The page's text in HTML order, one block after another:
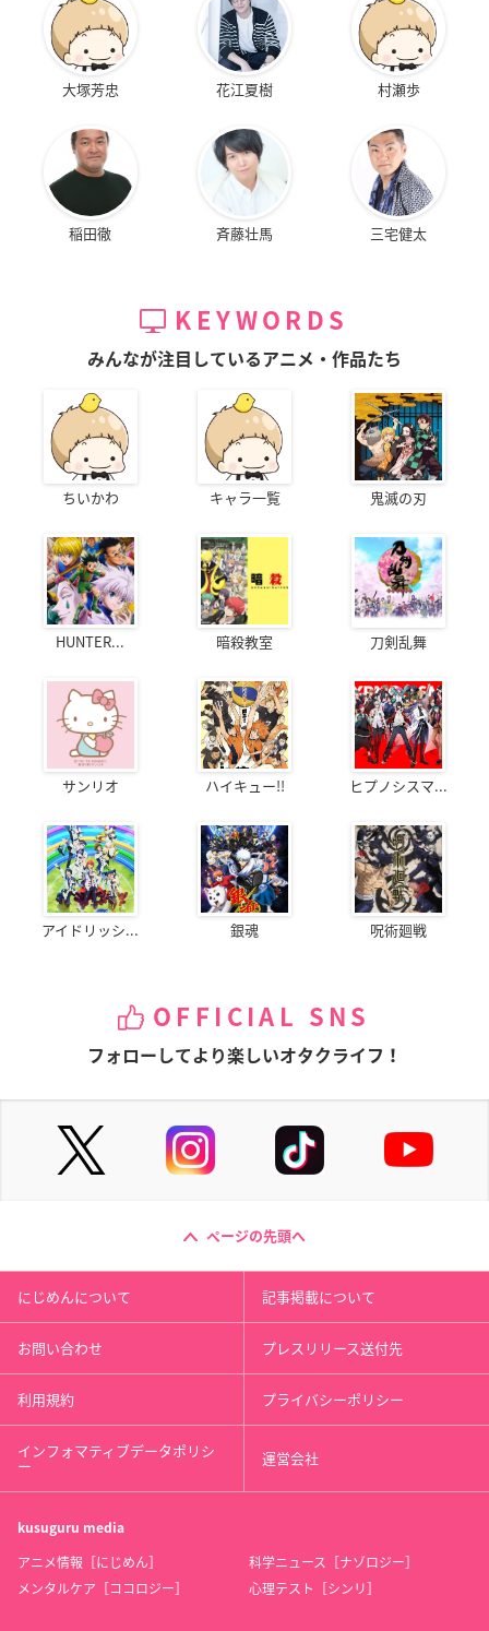
大塚芳忠 花江夏樹 村瀬歩
稲田徹 斉藤壮馬 三宅健太
KEYWORDS
みんなが注目しているアニメ・作品たち
ちいかわ キャラ一覧 鬼滅の刃
HUNTER... 暗殺教室 刀剣乱舞
サンリオ ハイキュー!! ヒプノシスマ...
アイドリッシ... 銀魂 呪術廻戦
OFFICIAL SNS
フォローしてより楽しいオタクライフ！
ページの先頭へ
にじめんについて 記事掲載について
お問い合わせ プレスリリース送付先
利用規約 プライバシーポリシー
インフォマティブデータポリシ
ー 運営会社
kusuguru media
アニメ情報［にじめん］
科学ニュース［ナゾロジー］
メンタルケア［ココロジー］
心理テスト［シンリ］